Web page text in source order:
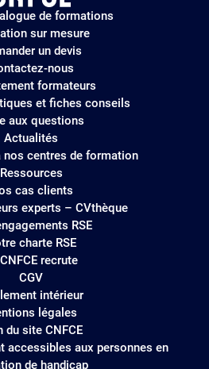
Logo
sitede formations
sur mesure
un devis
nous
formateurs
et fiches conseils
aux questions
Actualités
nos centres de formation
Ressources
cas clients
experts – CVthèque
RSE
charte RSE
recrute
CGV
intérieur
légales
du site CNFCE
accessibles aux personnes en
de handicap